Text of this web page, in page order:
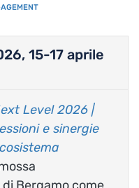
15-17 aprile
Level 2026 |
e sinergie